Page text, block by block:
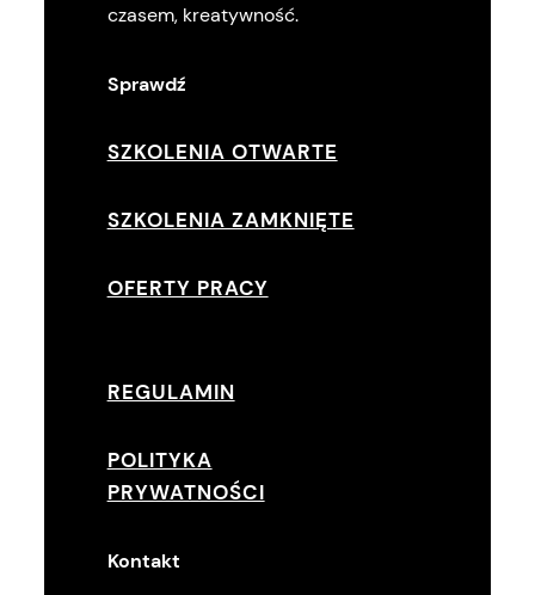
czasem, kreatywność.
Sprawdź
SZKOLENIA OTWARTE
SZKOLENIA ZAMKNIĘTE
OFERTY PRACY
REGULAMIN
POLITYKA
PRYWATNOŚCI
Kontakt